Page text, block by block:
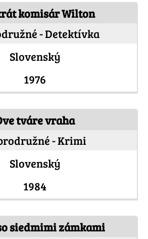
komisár Wilton
- Detektívka
Slovenský
1976
tváre vraha
- Krimi
Slovenský
1984
siedmimi zámkami